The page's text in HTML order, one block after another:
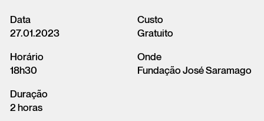
Tienda
Carrito
Acceso
Data
27.01.2023
Horário
18h30
Duração
2 horas
Custo
Gratuito
Onde
Fundação José Saramago